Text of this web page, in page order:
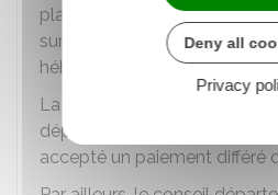
plafond) pour chaque
sur la base du classement
hébergements.
La taxe doit être perçue par
départ des personnes
accepté un paiement différé
Deny all
Privacy